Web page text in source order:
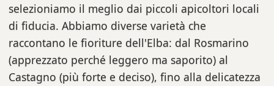
selezioniamo il meglio dai piccoli apicoltori locali
di fiducia. Abbiamo diverse varietà che
raccontano le fioriture dell'Elba: dal Rosmarino
(apprezzato perché leggero ma saporito) al
Castagno (più forte e deciso), fino alla delicatezza